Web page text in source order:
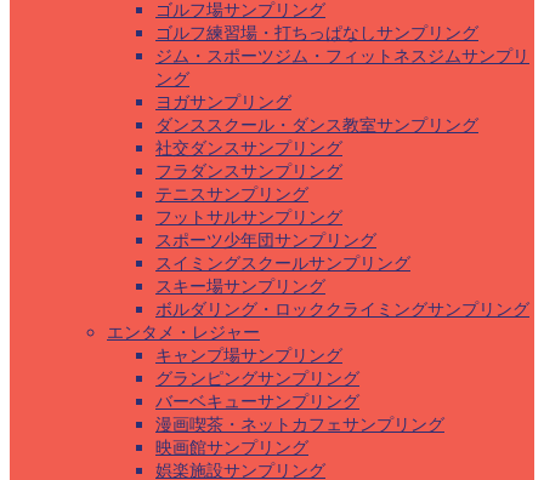
ゴルフ場サンプリング
ゴルフ練習場・打ちっぱなしサンプリング
ジム・スポーツジム・フィットネスジムサンプリ
ング
ヨガサンプリング
ダンススクール・ダンス教室サンプリング
社交ダンスサンプリング
フラダンスサンプリング
テニスサンプリング
フットサルサンプリング
スポーツ少年団サンプリング
スイミングスクールサンプリング
スキー場サンプリング
ボルダリング・ロッククライミングサンプリング
エンタメ・レジャー
キャンプ場サンプリング
グランピングサンプリング
バーベキューサンプリング
漫画喫茶・ネットカフェサンプリング
映画館サンプリング
娯楽施設サンプリング